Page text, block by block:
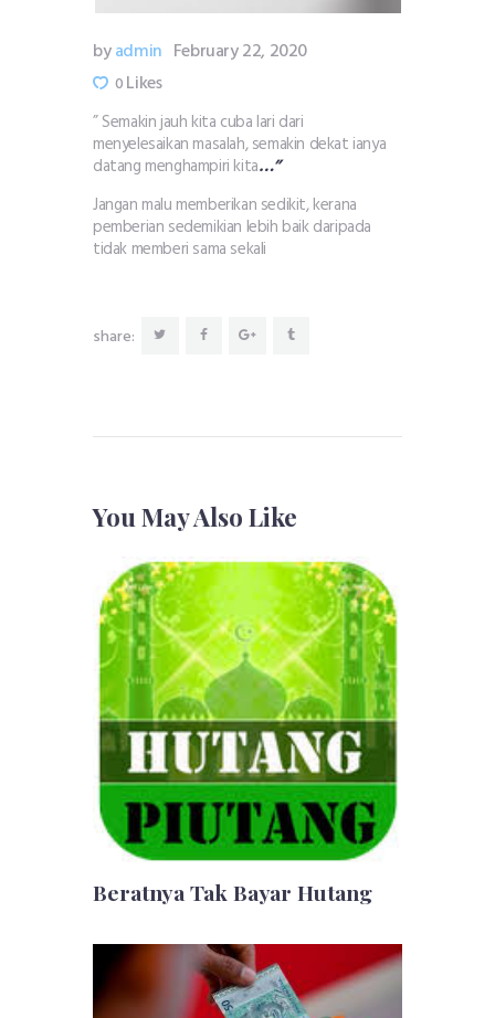
byadmin February 22, 2020
0Likes
” Semakin jauh kita cuba lari dari
menyelesaikan masalah, semakin dekat ianya
datang menghampiri kita…”
Jangan malu memberikan sedikit, kerana
pemberian sedemikian lebih baik daripada
tidak memberi sama sekali
share:
You May Also Like
Beratnya Tak Bayar Hutang